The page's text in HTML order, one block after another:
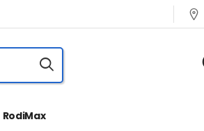
RodiMax